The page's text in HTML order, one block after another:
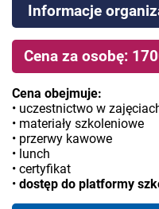
Informacje
Cena za osobę:
Cena obejmuje:
• uczestnictwo w
• materiały szkoleniowe
• przerwy kawowe
• lunch
• certyfikat
• dostęp do platformy